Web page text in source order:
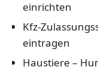
einrichten
Kfz-
eintragen
Haustiere –